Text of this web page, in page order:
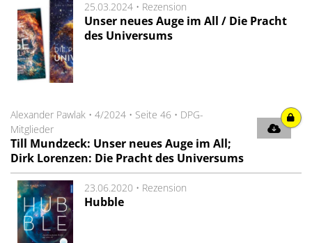
25.03.2024 • Rezension
Unser neues Auge im All / Die Pracht
des Universums
Alexander Pawlak • 4/2024 • Seite 46 • DPG-
Mitglieder
Till Mundzeck: Unser neues Auge im All;
Dirk Lorenzen: Die Pracht des Universums
23.06.2020 • Rezension
Hubble